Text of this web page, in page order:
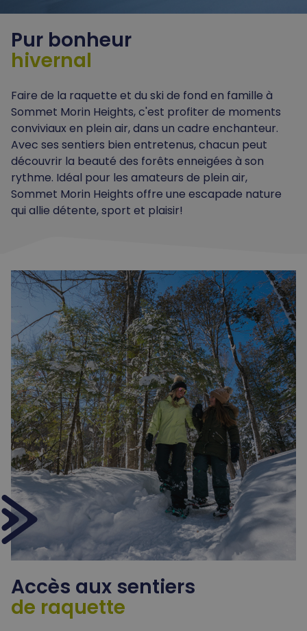
Pur bonheur
hivernal
Faire de la raquette et du ski de fond en famille à
Sommet Morin Heights, c'est profiter de moments
conviviaux en plein air, dans un cadre enchanteur.
Avec ses sentiers bien entretenus, chacun peut
découvrir la beauté des forêts enneigées à son
rythme. Idéal pour les amateurs de plein air,
Sommet Morin Heights offre une escapade nature
qui allie détente, sport et plaisir!
Accès aux sentiers
de raquette